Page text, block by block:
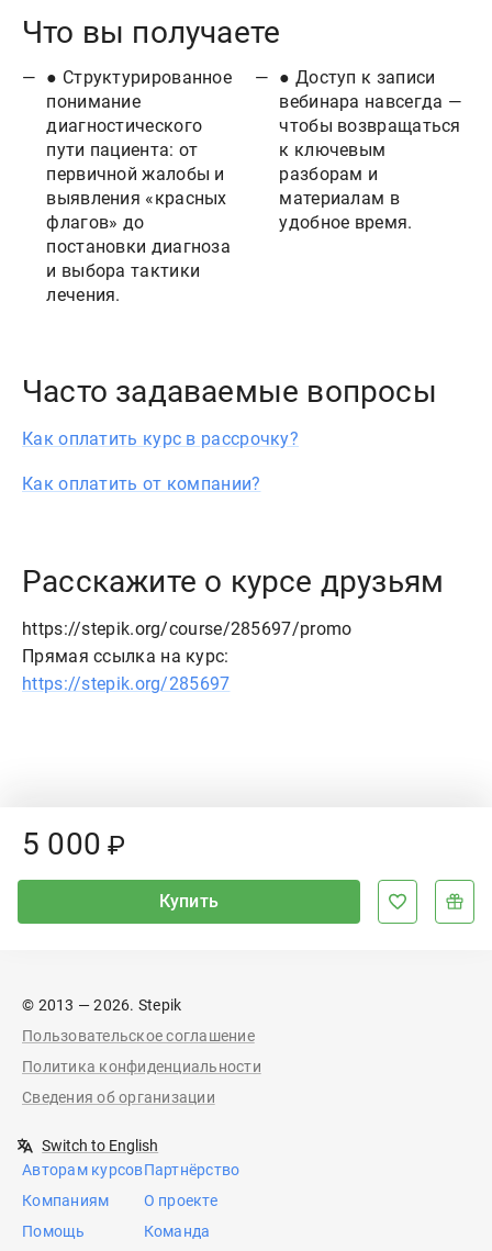
Что вы получаете
● Структурированное
понимание
диагностического
пути пациента: от
первичной жалобы и
выявления «красных
флагов» до
постановки диагноза
и выбора тактики
лечения.
● Доступ к записи
вебинара навсегда —
чтобы возвращаться
к ключевым
разборам и
материалам в
удобное время.
Часто задаваемые вопросы
Как оплатить курс в рассрочку?
Как оплатить от компании?
Расскажите о курсе друзьям
https://stepik.org/course/285697/promo
Прямая ссылка на курс:
https://stepik.org/285697
Price:
5 000 ₽
Купить
© 2013 — 2026. Stepik
Пользовательское соглашение
Политика конфиденциальности
Сведения об организации
Switch to English
Авторам курсов
Компаниям
Помощь
Партнёрство
О проекте
Команда